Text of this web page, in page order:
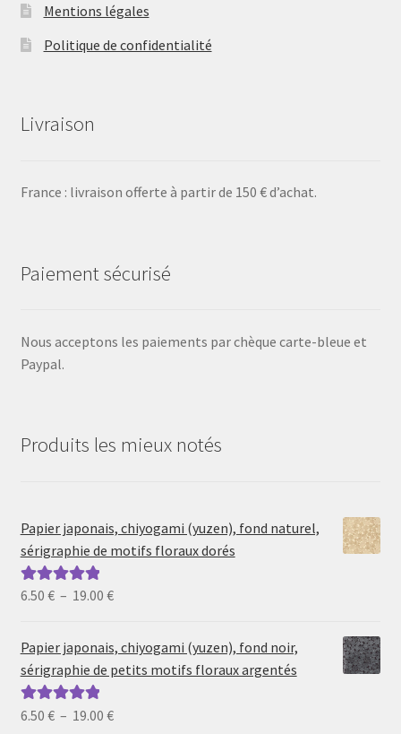
Mentions légales
Politique de confidentialité
Livraison
France : livraison offerte à partir de 150 € d’achat.
Paiement sécurisé
Nous acceptons les paiements par chèque carte-bleue et
Paypal.
Produits les mieux notés
Papier japonais, chiyogami (yuzen), fond naturel,
sérigraphie de motifs floraux dorés
Note5.00sur
6.50 € – 19.00 €Plage
prix :
6.50 €
19.00 €
Papier japonais, chiyogami (yuzen), fond noir,
sérigraphie de petits motifs floraux argentés
Note5.00sur
6.50 € – 19.00 €Plage